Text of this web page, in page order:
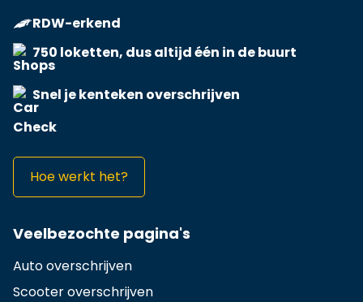
RDW-erkend
750 loketten, dus altijd één in de buurt
Snel je kenteken overschrijven
Hoe werkt het?
Veelbezochte pagina's
Auto overschrijven
Scooter overschrijven